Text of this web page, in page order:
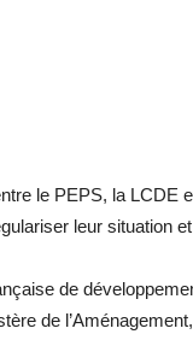
le PEPS, la LCDE
leur situation
de
de